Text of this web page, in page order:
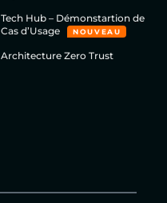
Tech Hub – Démonstartion de
Cas d’Usage
NOUVEAU
Architecture Zero Trust